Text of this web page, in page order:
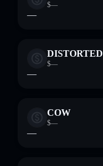
$—
—
DISTORTED
$—
—
COW
$—
—